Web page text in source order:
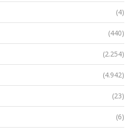
(4)
(440)
(2.254)
(4.942)
(23)
(6)